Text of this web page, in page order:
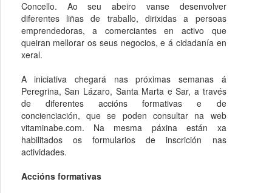
Concello. Ao seu abeiro vanse desenvolver
diferentes liñas de traballo, dirixidas a persoas
emprendedoras, a comerciantes en activo que
queiran mellorar os seus negocios, e á cidadanía en
xeral.
A iniciativa chegará nas próximas semanas á
Peregrina, San Lázaro, Santa Marta e Sar, a través
de diferentes accións formativas e de
concienciación, que se poden consultar na web
vitaminabe.com. Na mesma páxina están xa
habilitados os formularios de inscrición nas
actividades.
Accións formativas